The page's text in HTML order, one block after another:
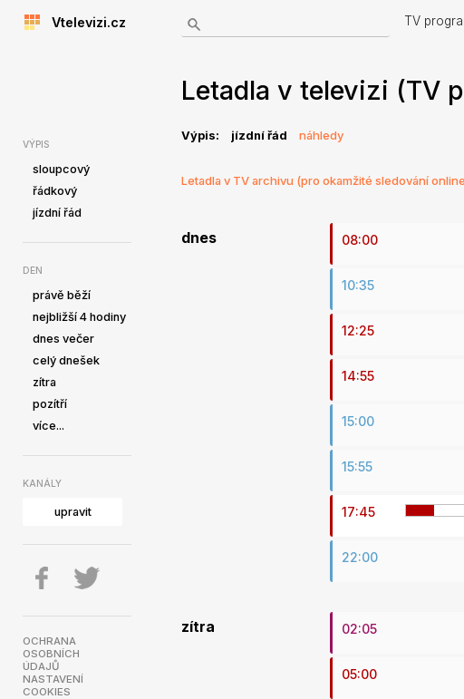
Vtelevizi.cz TV
VÝPIS
sloupcový
řádkový
jízdní řád
DEN
právě běží
nejbližší 4 hodiny
dnes večer
celý dnešek
zítra
pozítří
více...
KANÁLY
upravit
OCHRANA
OSOBNÍCH
ÚDAJŮ
NASTAVENÍ
COOKIES
Letadla v televizi (TV
Výpis: jízdní řád náhledy
Letadla v TV archivu (pro okamžité sledování
dnes 08:00
10:35
12:25
14:55
15:00
15:55
17:45
22:00
zítra 02:05
05:00